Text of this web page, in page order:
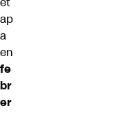
ap
a
en
fe
br
er